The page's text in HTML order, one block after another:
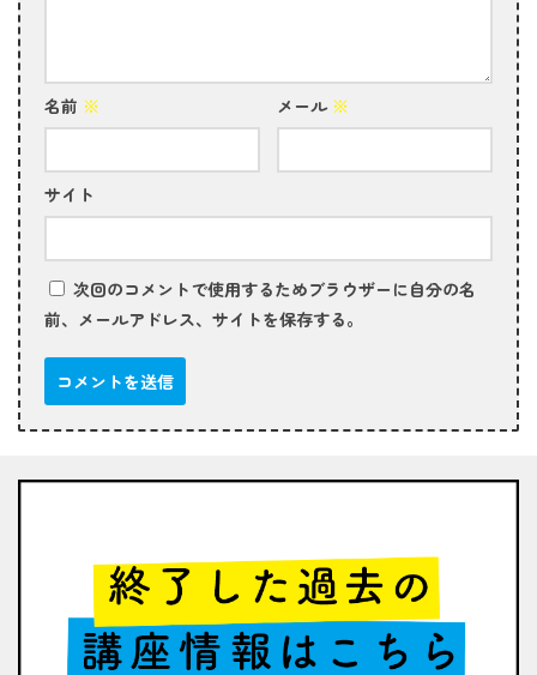
名前 ※ メール ※
サイト
次回のコメントで使用するためブラウザーに自分の名
前、メールアドレス、サイトを保存する。